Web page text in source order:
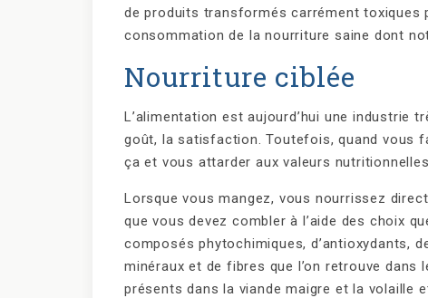
de produits transformés carrément
consommation de la nourriture saine dont
Nourriture ciblée
L’alimentation est aujourd’hui une industrie
goût, la satisfaction. Toutefois, quand vous
ça et vous attarder aux valeurs
Lorsque vous mangez, vous nourrissez
que vous devez combler à l’aide des choix
composés phytochimiques, d’antioxydants,
minéraux et de fibres que l’on retrouve
présents dans la viande maigre et la volaille